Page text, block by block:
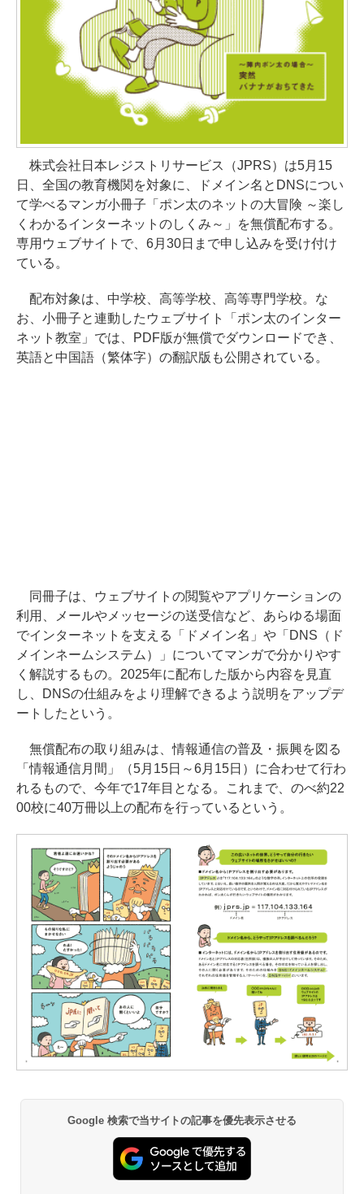
株式会社日本レジストリサービス（JPRS）は5月15
日、全国の教育機関を対象に、ドメイン名とDNSについ
て学べるマンガ小冊子「ポン太のネットの大冒険 ～楽し
くわかるインターネットのしくみ～」を無償配布する。
専用ウェブサイトで、6月30日まで申し込みを受け付け
ている。
配布対象は、中学校、高等学校、高等専門学校。な
お、小冊子と連動したウェブサイト「ポン太のインター
ネット教室」では、PDF版が無償でダウンロードでき、
英語と中国語（繁体字）の翻訳版も公開されている。
同冊子は、ウェブサイトの閲覧やアプリケーションの
利用、メールやメッセージの送受信など、あらゆる場面
でインターネットを支える「ドメイン名」や「DNS（ド
メインネームシステム）」についてマンガで分かりやす
く解説するもの。2025年に配布した版から内容を見直
し、DNSの仕組みをより理解できるよう説明をアップデ
ートしたという。
無償配布の取り組みは、情報通信の普及・振興を図る
「情報通信月間」（5月15日～6月15日）に合わせて行わ
れるもので、今年で17年目となる。これまで、のべ約22
00校に40万冊以上の配布を行っているという。
Google 検索で当サイトの記事を優先表示させる